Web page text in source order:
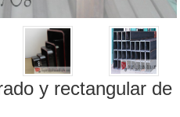
y rectangular de